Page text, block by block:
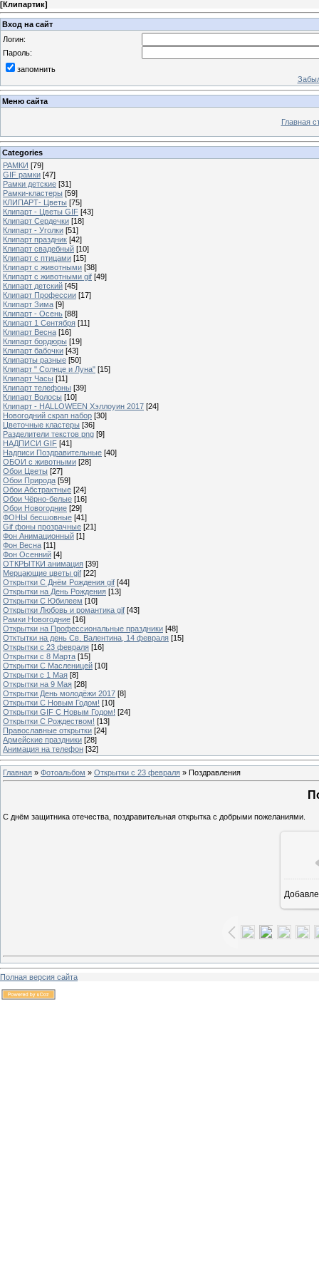
[Клипартик]
Вход на сайт
Логин:
Пароль:
запомнить
Меню сайта
Главная
Categories
РАМКИ [79]
GIF рамки [47]
Рамки детские [31]
Рамки-кластеры [59]
КЛИПАРТ- Цветы [75]
Клипарт - Цветы GIF [43]
Клипарт Сердечки [18]
Клипарт - Уголки [51]
Клипарт праздник [42]
Клипарт свадебный [10]
Клипарт с птицами [15]
Клипарт с животными [38]
Клипарт с животными gif [49]
Клипарт детский [45]
Клипарт Профессии [17]
Клипарт Зима [9]
Клипарт - Осень [88]
Клипарт 1 Сентября [11]
Клипарт Весна [16]
Клипарт бордюры [19]
Клипарт бабочки [43]
Клипарты разные [50]
Клипарт " Солнце и Луна" [15]
Клипарт Часы [11]
Клипарт телефоны [39]
Клипарт Волосы [10]
Клипарт - HALLOWEEN Хэллоуин 2017 [24]
Новогодний скрап набор [30]
Цветочные кластеры [36]
Разделители текстов png [9]
НАДПИСИ GIF [41]
Надписи Поздравительные [40]
ОБОИ с животными [28]
Обои Цветы [27]
Обои Природа [59]
Обои Абстрактные [24]
Обои Чёрно-белые [16]
Обои Новогодние [29]
ФОНЫ бесшовные [41]
Gif фоны прозрачные [21]
Фон Анимационный [1]
Фон Весна [11]
Фон Осенний [4]
ОТКРЫТКИ анимация [39]
Мерцающие цветы gif [22]
Открытки С Днём Рождения gif [44]
Открытки на День Рождения [13]
Открытки С Юбилеем [10]
Открытки Любовь и романтика gif [43]
Рамки Новогодние [16]
Открытки на Профессиональные праздники [48]
Отктытки на день Св. Валентина, 14 февраля [15]
Открытки с 23 февраля [16]
Открытки с 8 Марта [15]
Открытки С Масленицей [10]
Открытки с 1 Мая [8]
Открытки на 9 Мая [28]
Открытки День молодёжи 2017 [8]
Открытки С Новым Годом! [10]
Открытки GIF С Новым Годом! [24]
Открытки С Рождеством! [13]
Православные открытки [24]
Армейские праздники [28]
Анимация на телефон [32]
Главная » Фотоальбом » Открытки с 23 февраля » Поздравления
С днём защитника отечества, поздравительная открытка с добрыми пожеланиями.
Полная версия сайта